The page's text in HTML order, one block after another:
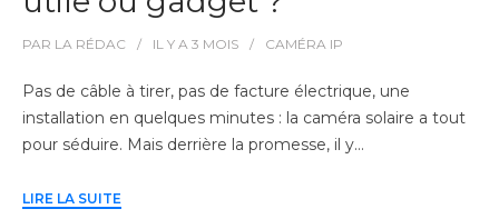
PAR LA RÉDAC IL Y A 3 MOIS CAMÉRA IP
Pas de câble à tirer, pas de facture électrique, une
installation en quelques minutes : la caméra solaire a tout
pour séduire. Mais derrière la promesse, il y…
LIRE LA SUITE